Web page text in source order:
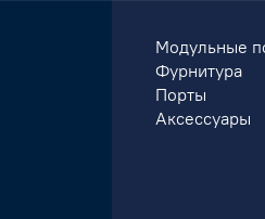
Модульные
Фурнитура
Порты
Аксессуары